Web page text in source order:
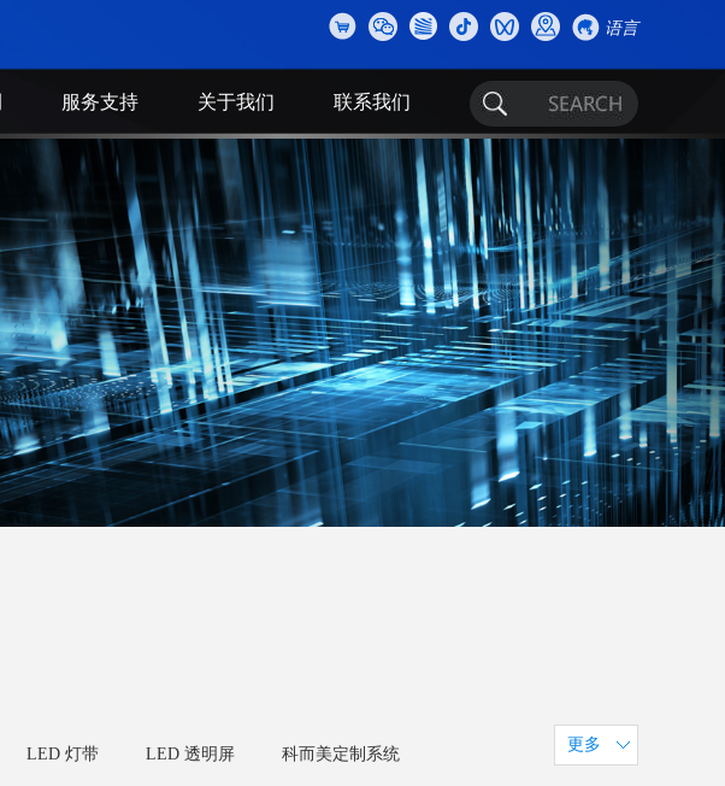
语言
服务支持 关于我们 联系我们
LED 灯带 LED 透明屏 科而美定制系统
更多